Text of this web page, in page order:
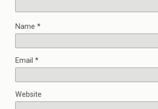
Name *
Email *
Website